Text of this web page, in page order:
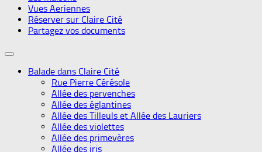
Vues Aeriennes
Réserver sur Claire Cité
Partagez vos documents
Balade dans Claire Cité
Rue Pierre Cérésole
Allée des pervenches
Allée des églantines
Allée des Tilleuls et Allée des Lauriers
Allée des violettes
Allée des primevères
Allée des iris